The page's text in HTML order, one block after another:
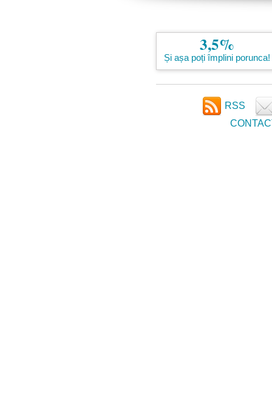
3,5%
Și așa poți împlini porunca!
RSS